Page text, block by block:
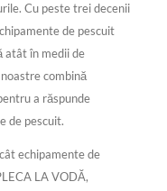
Cu peste trei decenii
de pescuit
atât în medii de
combină
a răspunde
de pescuit.
echipamente de
LA VODĂ,